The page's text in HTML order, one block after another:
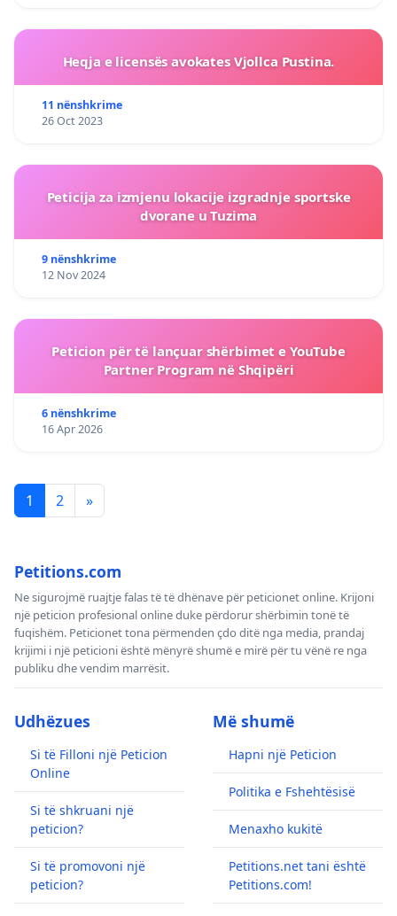
Heqja e licensës avokates Vjollca Pustina.
11 nënshkrime
26 Oct 2023
Peticija za izmjenu lokacije izgradnje sportske
dvorane u Tuzima
9 nënshkrime
12 Nov 2024
Peticion për të lançuar shërbimet e YouTube
Partner Program në Shqipëri
6 nënshkrime
16 Apr 2026
1 2 »
Petitions.com
Ne sigurojmë ruajtje falas të të dhënave për peticionet online. Krijoni
një peticion profesional online duke përdorur shërbimin tonë të
fuqishëm. Peticionet tona përmenden çdo ditë nga media, prandaj
krijimi i një peticioni është mënyrë shumë e mirë për tu vënë re nga
publiku dhe vendim marrësit.
Udhëzues
Si të Filloni një Peticion
Online
Si të shkruani një
peticion?
Si të promovoni një
peticion?
Më shumë
Hapni një Peticion
Politika e Fshehtësisë
Menaxho kukitë
Petitions.net tani është
Petitions.com!